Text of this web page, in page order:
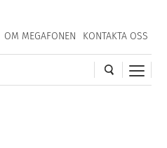
OM MEGAFONEN KONTAKTA OSS